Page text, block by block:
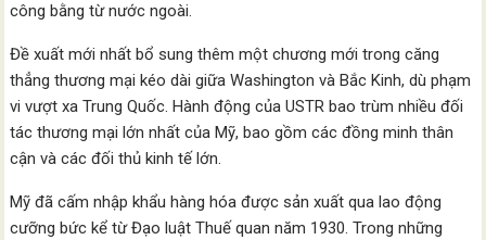
công bằng từ nước ngoài.
Đề xuất mới nhất bổ sung thêm một chương mới trong căng
thẳng thương mại kéo dài giữa Washington và Bắc Kinh, dù phạm
vi vượt xa Trung Quốc. Hành động của USTR bao trùm nhiều đối
tác thương mại lớn nhất của Mỹ, bao gồm các đồng minh thân
cận và các đối thủ kinh tế lớn.
Mỹ đã cấm nhập khẩu hàng hóa được sản xuất qua lao động
cưỡng bức kể từ Đạo luật Thuế quan năm 1930. Trong những